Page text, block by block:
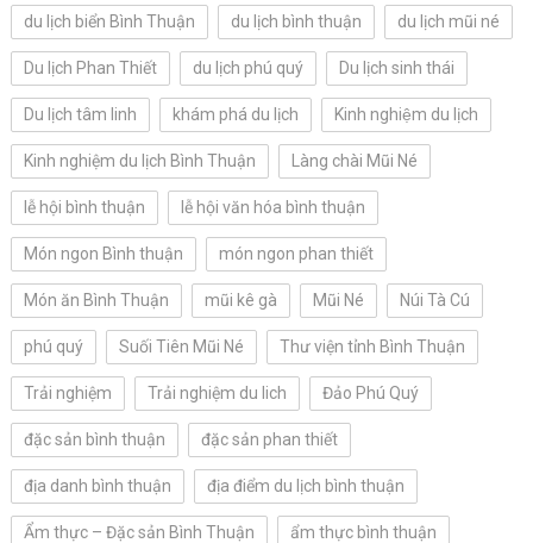
du lịch biển Bình Thuận du lịch bình thuận du lịch mũi né
Du lịch Phan Thiết du lịch phú quý Du lịch sinh thái
Du lịch tâm linh khám phá du lịch Kinh nghiệm du lịch
Kinh nghiệm du lịch Bình Thuận Làng chài Mũi Né
lễ hội bình thuận lễ hội văn hóa bình thuận
Món ngon Bình thuận món ngon phan thiết
Món ăn Bình Thuận mũi kê gà Mũi Né Núi Tà Cú
phú quý Suối Tiên Mũi Né Thư viện tỉnh Bình Thuận
Trải nghiệm Trải nghiệm du lich Đảo Phú Quý
đặc sản bình thuận đặc sản phan thiết
địa danh bình thuận địa điểm du lịch bình thuận
Ẩm thực – Đặc sản Bình Thuận ẩm thực bình thuận